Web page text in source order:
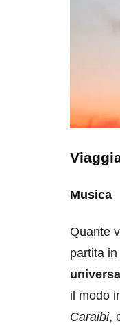
Musica
Quante
partita
il modo
Caraibi,
il Louvre in
di 4 ore